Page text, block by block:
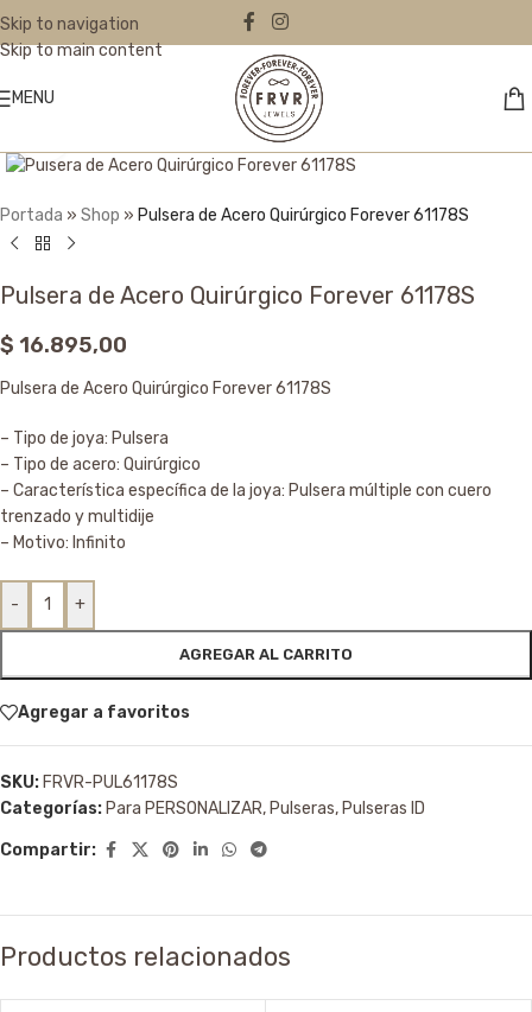
Skip to navigation
Skip to main content
MENU
Portada » Shop » Pulsera de Acero Quirúrgico Forever 61178S
Pulsera de Acero Quirúrgico Forever 61178S
$ 16.895,00
Pulsera de Acero Quirúrgico Forever 61178S
– Tipo de joya: Pulsera
– Tipo de acero: Quirúrgico
– Característica específica de la joya: Pulsera múltiple con cuero
trenzado y multidije
– Motivo: Infinito
- +
AGREGAR AL CARRITO
Agregar a favoritos
SKU: FRVR-PUL61178S
Categorías: Para PERSONALIZAR, Pulseras, Pulseras ID
Compartir:
Productos relacionados